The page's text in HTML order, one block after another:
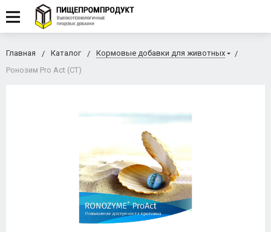
Главная Каталог
Кормовые добавки для животных
Ронозим Pro Act (СТ)